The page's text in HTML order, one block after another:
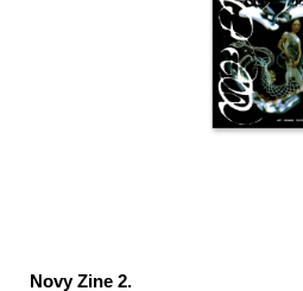
Novy Zine 2.